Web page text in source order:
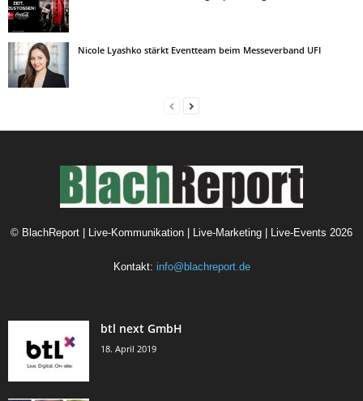
Nicole Lyashko stärkt Eventteam beim Messeverband UFI
© BlachReport | Live-Kommunikation | Live-Marketing | Live-Events 2026
Kontakt: info@blachreport.de
btl next GmbH
18. April 2019